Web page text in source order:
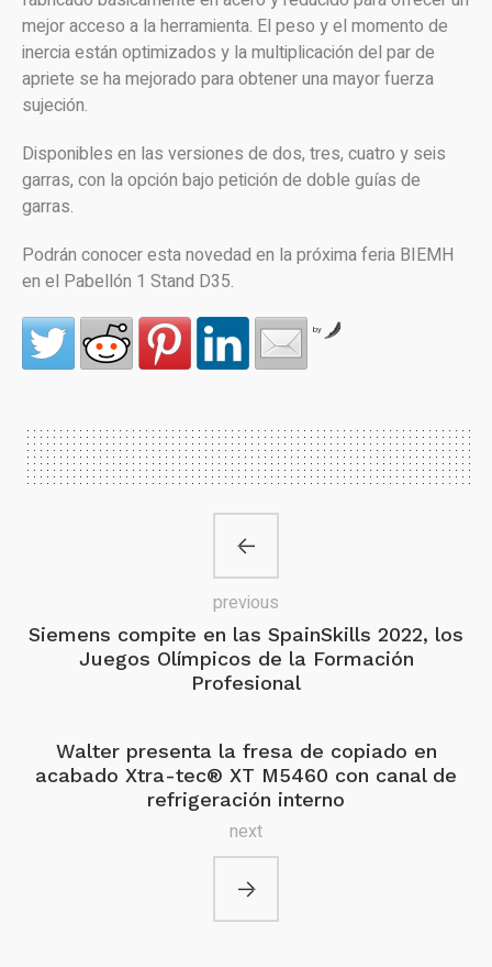
mejor acceso a la herramienta. El peso y el momento de
inercia están optimizados y la multiplicación del par de
apriete se ha mejorado para obtener una mayor fuerza
sujeción.
Disponibles en las versiones de dos, tres, cuatro y seis
garras, con la opción bajo petición de doble guías de
garras.
Podrán conocer esta novedad en la próxima feria BIEMH
en el Pabellón 1 Stand D35.
by
Siemens compite en las SpainSkills 2022, los
Juegos Olímpicos de la Formación
Profesional
previous
Walter presenta la fresa de copiado en
acabado Xtra-tec® XT M5460 con canal de
refrigeración interno
next